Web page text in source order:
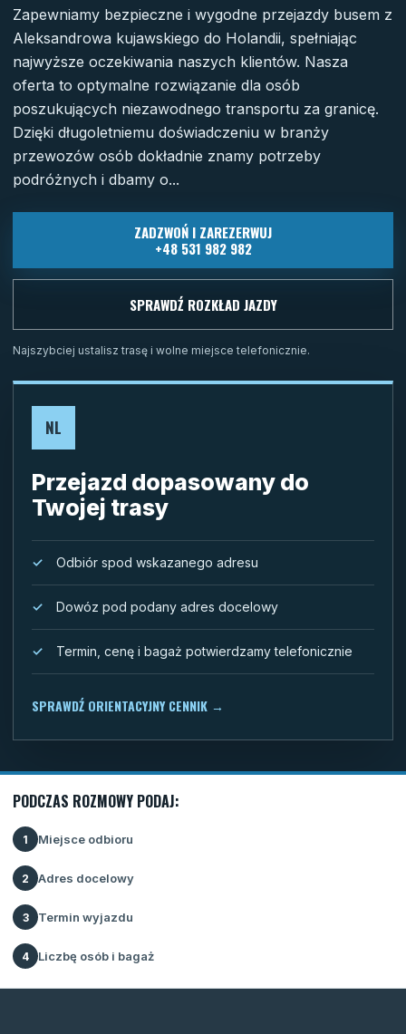
Zapewniamy bezpieczne i wygodne przejazdy busem z
Aleksandrowa kujawskiego do Holandii, spełniając
najwyższe oczekiwania naszych klientów. Nasza
oferta to optymalne rozwiązanie dla osób
poszukujących niezawodnego transportu za granicę.
Dzięki długoletniemu doświadczeniu w branży
przewozów osób dokładnie znamy potrzeby
podróżnych i dbamy o...
ZADZWOŃ I ZAREZERWUJ
+48 531 982 982
SPRAWDŹ ROZKŁAD JAZDY
Najszybciej ustalisz trasę i wolne miejsce telefonicznie.
NL
Przejazd dopasowany do
Twojej trasy
Odbiór spod wskazanego adresu
Dowóz pod podany adres docelowy
Termin, cenę i bagaż potwierdzamy telefonicznie
SPRAWDŹ ORIENTACYJNY CENNIK →
PODCZAS ROZMOWY PODAJ:
1 Miejsce odbioru
2 Adres docelowy
3 Termin wyjazdu
4 Liczbę osób i bagaż